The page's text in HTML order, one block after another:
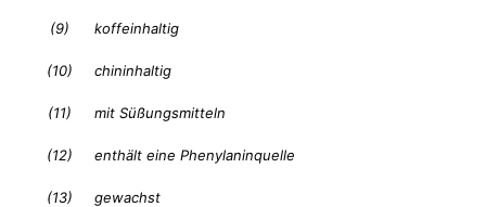
(9) koffeinhaltig
(10) chininhaltig
(11) mit Süßungsmitteln
(12) enthält eine Phenylaninquelle
(13) gewachst